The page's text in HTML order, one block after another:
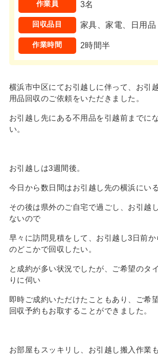
作業員 3名
回収品目 家具、家電、日用
作業時間 2時間半
横浜市中区にてお引越しに伴って、お引
用品回収のご依頼をいただきました。
お引越し先にある不用品を引越前までに
い。
お引越しは3週間後。
今日から数日間はお引越し先の横浜にい
その後は県外のご自宅で過ごし、お引越
ないので
早々に訪問見積をして、お引越し3日前
のどこかで回収したい。
と成約が多い状況でしたが、ご希望のタ
りに伺い
即時ご成約いただけたこともあり、ご希
回収予約もお取することができました。
お部屋もスッキリし、お引越し搬入作業